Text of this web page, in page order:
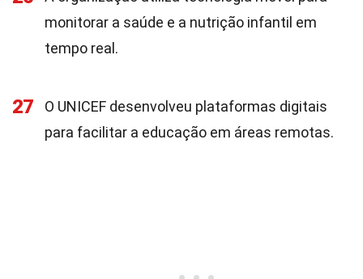
monitorar a saúde e a nutrição infantil em
tempo real.
27
O UNICEF desenvolveu plataformas digitais
para facilitar a educação em áreas remotas.